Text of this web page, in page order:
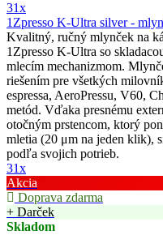
31x
1Zpresso K-Ultra silver -
Kvalitný, ručný mlynček na
1Zpresso K-Ultra so
mlecím mechanizmom.
riešením pre všetkých
espressa, AeroPressu, V60,
metód. Vďaka presnému
otočným prstencom, ktorý
mletia (20 μm na jeden klik),
podľa svojich potrieb.
31x
Akcia
Doprava zdarma
+ Darček
Skladom